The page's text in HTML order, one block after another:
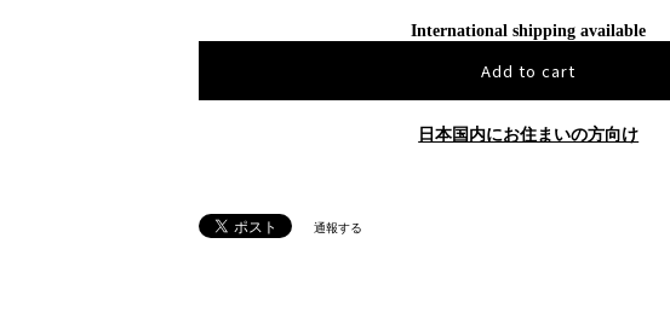
International shipping available
Add to cart
日本国内にお住まいの方向け
通報する